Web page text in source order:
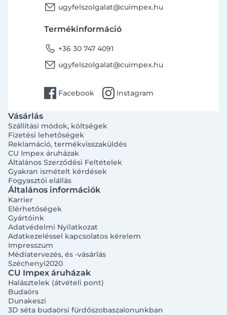
email ugyfelszolgalat@cuimpex.hu
Termékinformáció
phone +36 30 747 4091
email ugyfelszolgalat@cuimpex.hu
facebook Facebook instagram Instagram
Vásárlás
Szállítási módok, költségek
Fizetési lehetőségek
Reklamáció, termékvisszaküldés
CU Impex áruházak
Általános Szerződési Feltételek
Gyakran ismételt kérdések
Fogyasztói elállás
Általános információk
Karrier
Elérhetőségek
Gyártóink
Adatvédelmi Nyilatkozat
Adatkezeléssel kapcsolatos kérelem
Impresszum
Médiatervezés, és -vásárlás
Széchenyi2020
CU Impex áruházak
Halásztelek (átvételi pont)
Budaörs
Dunakeszi
3D séta budaörsi fürdőszobaszalonunkban